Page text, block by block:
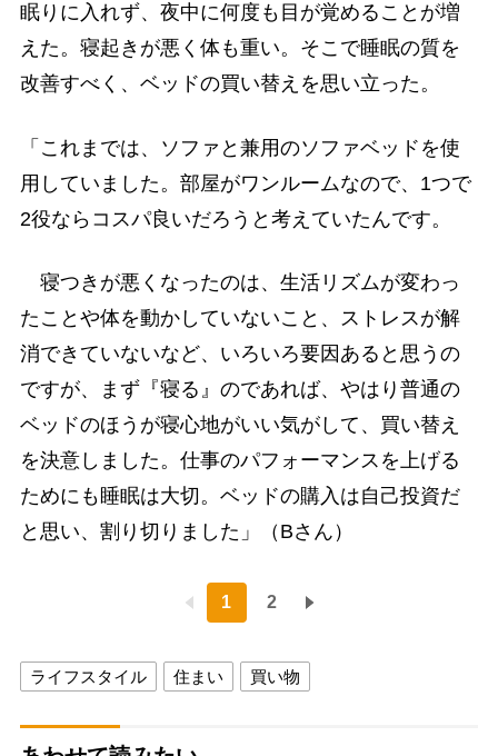
眠りに入れず、夜中に何度も目が覚めることが増
えた。寝起きが悪く体も重い。そこで睡眠の質を
改善すべく、ベッドの買い替えを思い立った。
「これまでは、ソファと兼用のソファベッドを使
用していました。部屋がワンルームなので、1つで
2役ならコスパ良いだろうと考えていたんです。
寝つきが悪くなったのは、生活リズムが変わっ
たことや体を動かしていないこと、ストレスが解
消できていないなど、いろいろ要因あると思うの
ですが、まず『寝る』のであれば、やはり普通の
ベッドのほうが寝心地がいい気がして、買い替え
を決意しました。仕事のパフォーマンスを上げる
ためにも睡眠は大切。ベッドの購入は自己投資だ
と思い、割り切りました」（Bさん）
1 2
ライフスタイル 住まい 買い物